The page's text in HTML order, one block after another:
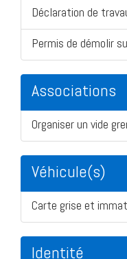
Déclaration de
Permis de démolir
Associations
Organiser un vide
Véhicule(s)
Carte grise et
Identité